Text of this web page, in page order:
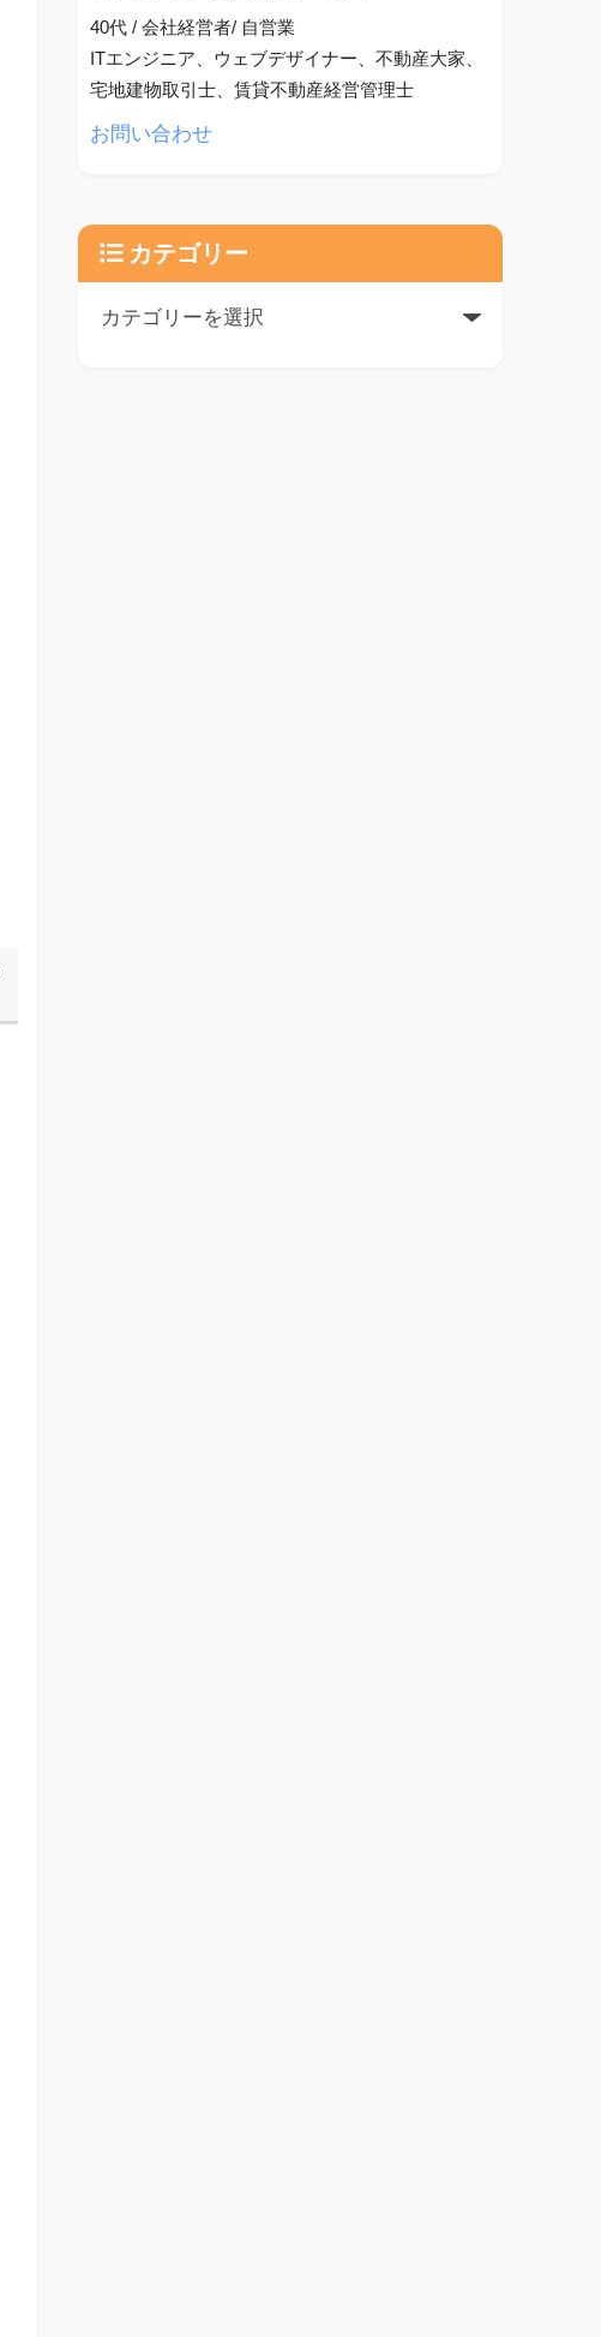
40代 / 会社経営者/ 自営業
ITエンジニア、ウェブデザイナー、不動産大家、
宅地建物取引士、賃貸不動産経営管理士
お問い合わせ
カテゴリー